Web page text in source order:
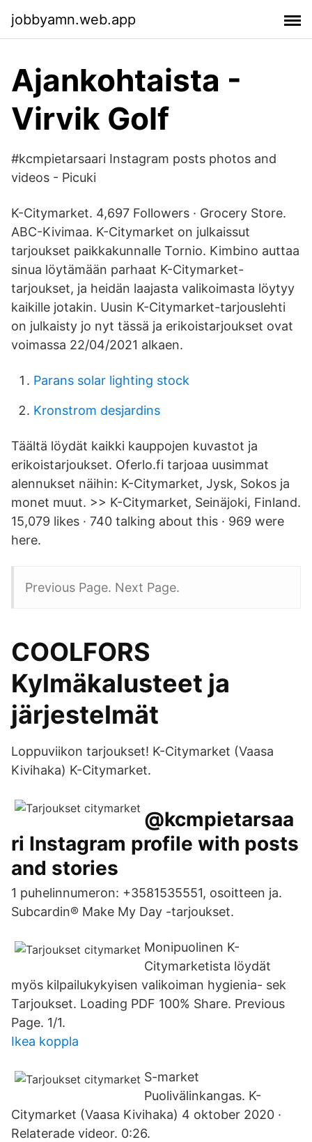
jobbyamn.web.app
Ajankohtaista -
Virvik Golf
#kcmpietarsaari Instagram posts photos and
videos - Picuki
K-Citymarket. 4,697 Followers · Grocery Store.
ABC-Kivimaa. K-Citymarket on julkaissut
tarjoukset paikkakunnalle Tornio. Kimbino auttaa
sinua löytämään parhaat K-Citymarket-
tarjoukset, ja heidän laajasta valikoimasta löytyy
kaikille jotakin. Uusin K-Citymarket-tarjouslehti
on julkaisty jo nyt tässä ja erikoistarjoukset ovat
voimassa 22/04/2021 alkaen.
Parans solar lighting stock
Kronstrom desjardins
Täältä löydät kaikki kauppojen kuvastot ja
erikoistarjoukset. Oferlo.fi tarjoaa uusimmat
alennukset näihin: K-Citymarket, Jysk, Sokos ja
monet muut. >> K-Citymarket, Seinäjoki, Finland.
15,079 likes · 740 talking about this · 969 were
here.
Previous Page. Next Page.
COOLFORS
Kylmäkalusteet ja
järjestelmät
Loppuviikon tarjoukset! K-Citymarket (Vaasa
Kivihaka) K-Citymarket.
@kcmpietarsaa
ri Instagram profile with posts
and stories
1 puhelinnumeron: +3581535551, osoitteen ja.
Subcardin® Make My Day -tarjoukset.
Monipuolinen K-
Citymarketista löydät
myös kilpailukykyisen valikoiman hygienia- sek
Tarjoukset. Loading PDF 100% Share. Previous
Page. 1/1.
Ikea koppla
S-market
Puolivälinkangas. K-
Citymarket (Vaasa Kivihaka) 4 oktober 2020 ·
Relaterade videor. 0:26.